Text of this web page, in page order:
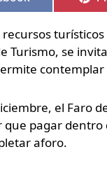
Turismo, se
el Faro
pagar
aforo.